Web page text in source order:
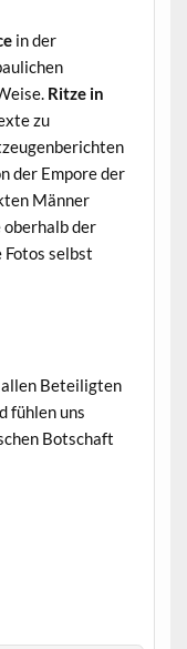
in der
Ritze in
zu
der Empore der
Männer
der
selbst
allen Beteiligten
fühlen uns
Botschaft